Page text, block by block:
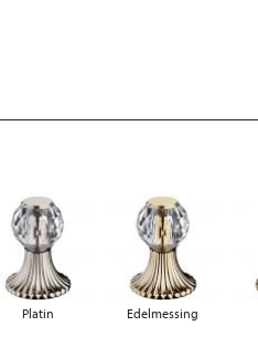
Platin Edelmessing